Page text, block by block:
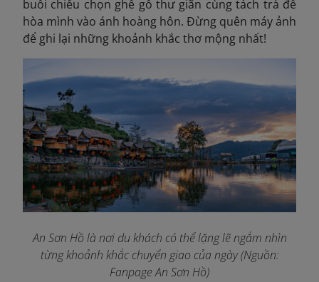
buổi chiều chọn ghế gỗ thư giãn cùng tách trà để
hòa mình vào ánh hoàng hôn. Đừng quên máy ảnh
để ghi lại những khoảnh khắc thơ mộng nhất!
An Sơn Hồ là nơi du khách có thể lặng lẽ ngắm nhìn
từng khoảnh khắc chuyển giao của ngày (Nguồn:
Fanpage An Sơn Hồ)